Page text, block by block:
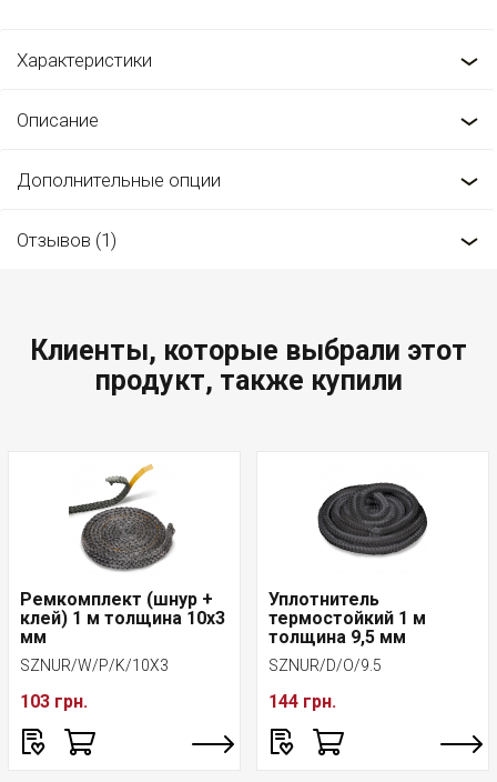
Характеристики
Описание
Дополнительные опции
Отзывов (1)
Клиенты, которые выбрали этот
продукт, также купили
Ремкомплект (шнур +
клей) 1 м толщина 10x3
мм
SZNUR/W/P/K/10X3
103 грн.
Уплотнитель
термостойкий 1 м
толщина 9,5 мм
SZNUR/D/O/9.5
144 грн.